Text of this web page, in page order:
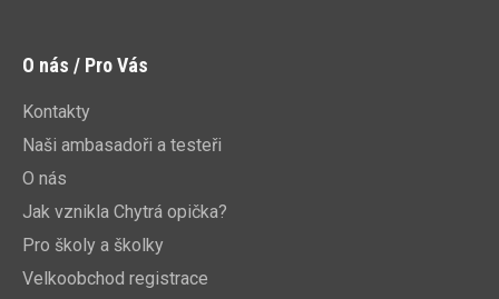
O nás / Pro Vás
Kontakty
Naši ambasadoři a testeři
O nás
Jak vznikla Chytrá opička?
Pro školy a školky
Velkoobchod registrace